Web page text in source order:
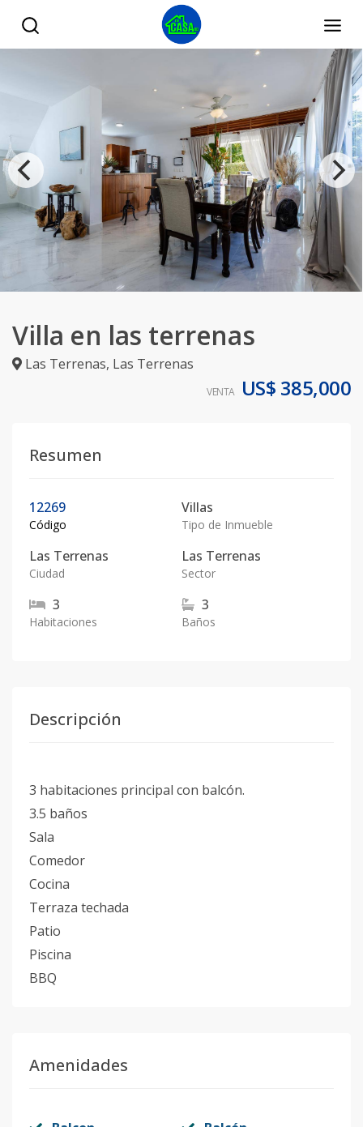
Villa en las terrenas
Las Terrenas, Las Terrenas
VENTA US$ 385,000
Resumen
12269
Código
Villas
Tipo de Inmueble
Las Terrenas
Ciudad
Las Terrenas
Sector
3
Habitaciones
3
Baños
Descripción
3 habitaciones principal con balcón.
3.5 baños
Sala
Comedor
Cocina
Terraza techada
Patio
Piscina
BBQ
Amenidades